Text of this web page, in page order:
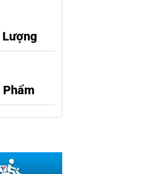
Lượng
Phẩm